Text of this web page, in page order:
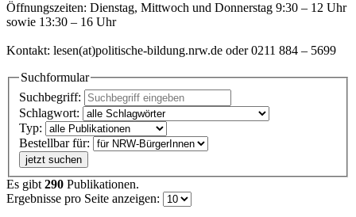
Öffnungszeiten: Dienstag, Mittwoch und Donnerstag 9:30 – 12 Uhr
sowie 13:30 – 16 Uhr
Kontakt: lesen(at)politische-bildung.nrw.de oder 0211 884 – 5699
Suchformular
Suchbegriff:
Schlagwort:
Typ:
Bestellbar für:
jetzt suchen
Es gibt 290 Publikationen.
Ergebnisse pro Seite anzeigen: